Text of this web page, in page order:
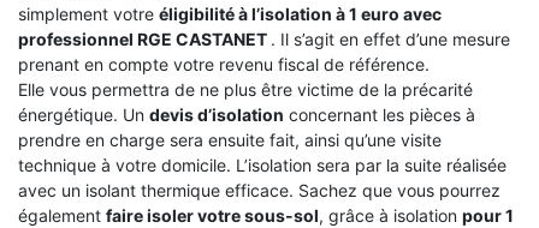
simplement votre éligibilité à l’isolation à 1 euro avec
professionnel RGE CASTANET . Il s’agit en effet d’une mesure
prenant en compte votre revenu fiscal de référence.
Elle vous permettra de ne plus être victime de la précarité
énergétique. Un devis d’isolation concernant les pièces à
prendre en charge sera ensuite fait, ainsi qu’une visite
technique à votre domicile. L’isolation sera par la suite réalisée
avec un isolant thermique efficace. Sachez que vous pourrez
également faire isoler votre sous-sol, grâce à isolation pour 1